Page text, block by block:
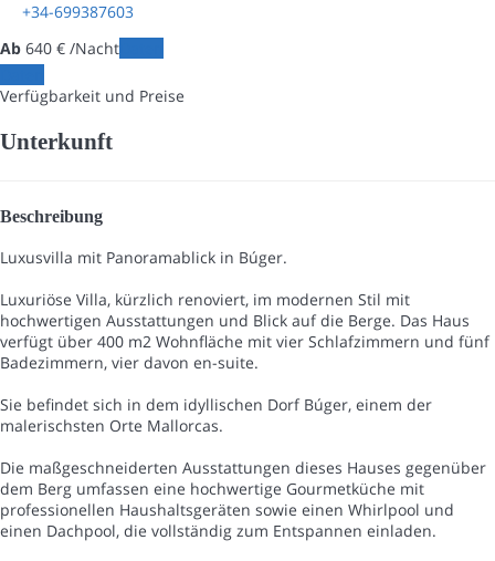
+34-699387603
Ab 640 € /Nacht
Verfügbarkeit und Preise
Unterkunft
Beschreibung
Luxusvilla mit Panoramablick in Búger.
Luxuriöse Villa, kürzlich renoviert, im modernen Stil mit
hochwertigen Ausstattungen und Blick auf die Berge. Das Haus
verfügt über 400 m2 Wohnfläche mit vier Schlafzimmern und fünf
Badezimmern, vier davon en-suite.
Sie befindet sich in dem idyllischen Dorf Búger, einem der
malerischsten Orte Mallorcas.
Die maßgeschneiderten Ausstattungen dieses Hauses gegenüber
dem Berg umfassen eine hochwertige Gourmetküche mit
professionellen Haushaltsgeräten sowie einen Whirlpool und
einen Dachpool, die vollständig zum Entspannen einladen.